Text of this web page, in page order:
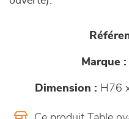
Marque :
Dimension : H76